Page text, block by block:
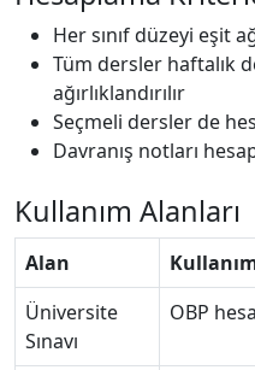
Her sınıf düzeyi eşit
Tüm dersler haftalık
ağırlıklandırılır
Seçmeli dersler de
Davranış notları
Kullanım Alanları
Alan
Üniversite
Sınavı
OBP